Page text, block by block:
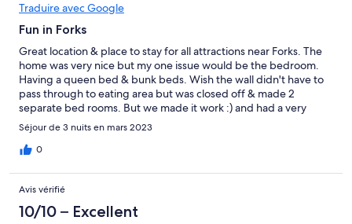
Traduire avec Google
Fun in Forks
Great location & place to stay for all attractions near Forks. The
home was very nice but my one issue would be the bedroom.
Having a queen bed & bunk beds. Wish the wall didn't have to
pass through to eating area but was closed off & made 2
separate bed rooms. But we made it work :) and had a very
pleasant stay .
Séjour de 3 nuits en mars 2023
0
Avis vérifié
10/10 – Excellent